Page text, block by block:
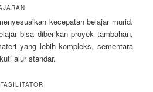
kecepatan belajar murid.
bisa diberikan proyek tambahan,
yang lebih kompleks, sementara
alur standar.